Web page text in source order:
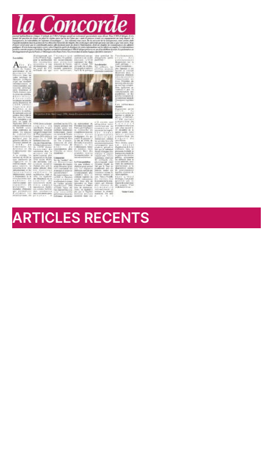
ARTICLES RECENTS